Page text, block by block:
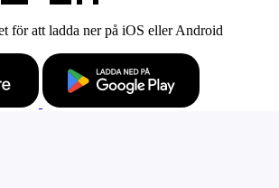
för att ladda ner på iOS eller Android